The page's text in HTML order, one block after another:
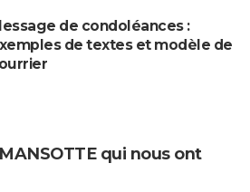
de condoléances :
de textes et modèle de
qui nous ont